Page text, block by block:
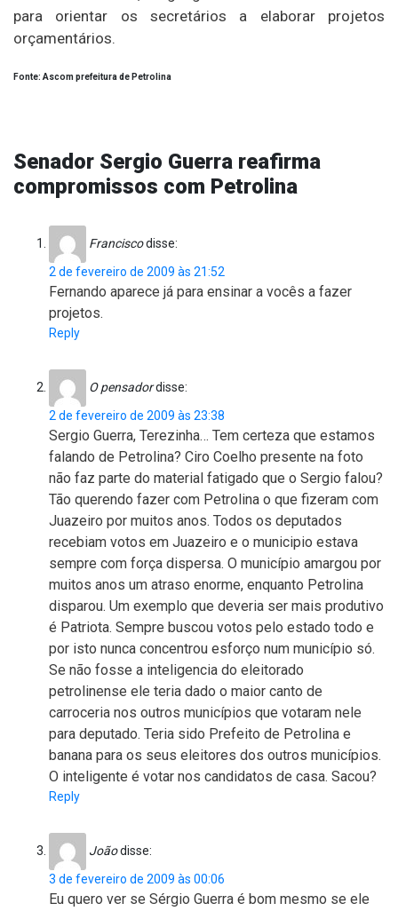
para orientar os secretários a elaborar projetos
orçamentários.
Fonte: Ascom prefeitura de Petrolina
Senador Sergio Guerra reafirma
compromissos com Petrolina
Franciscodisse:
2 de fevereiro de 2009 às 21:52
Fernando aparece já para ensinar a vocês a fazer
projetos.
Reply
O pensadordisse:
2 de fevereiro de 2009 às 23:38
Sergio Guerra, Terezinha… Tem certeza que estamos
falando de Petrolina? Ciro Coelho presente na foto
não faz parte do material fatigado que o Sergio falou?
Tão querendo fazer com Petrolina o que fizeram com
Juazeiro por muitos anos. Todos os deputados
recebiam votos em Juazeiro e o municipio estava
sempre com força dispersa. O município amargou por
muitos anos um atraso enorme, enquanto Petrolina
disparou. Um exemplo que deveria ser mais produtivo
é Patriota. Sempre buscou votos pelo estado todo e
por isto nunca concentrou esforço num município só.
Se não fosse a inteligencia do eleitorado
petrolinense ele teria dado o maior canto de
carroceria nos outros municípios que votaram nele
para deputado. Teria sido Prefeito de Petrolina e
banana para os seus eleitores dos outros municípios.
O inteligente é votar nos candidatos de casa. Sacou?
Reply
Joãodisse:
3 de fevereiro de 2009 às 00:06
Eu quero ver se Sérgio Guerra é bom mesmo se ele